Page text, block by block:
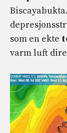
som en ekte
varm luft